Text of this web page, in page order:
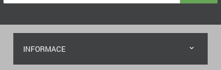
INFORMACE